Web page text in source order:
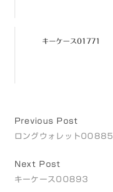
キーケース01771
Previous Post
ロングウォレット00885
Next Post
キーケース00893